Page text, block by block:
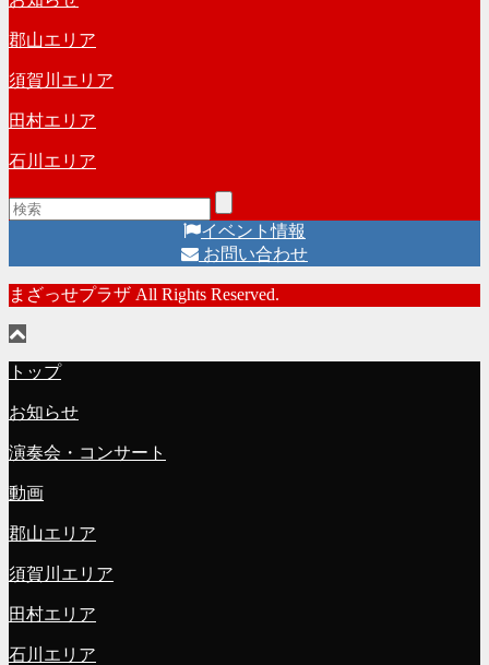
ブ
郡山エリア
須賀川エリア
田村エリア
石川エリア
イベント情報
お問い合わせ
まざっせプラザ All Rights Reserved.
トップ
お知らせ
演奏会・コンサート
動画
郡山エリア
須賀川エリア
田村エリア
石川エリア